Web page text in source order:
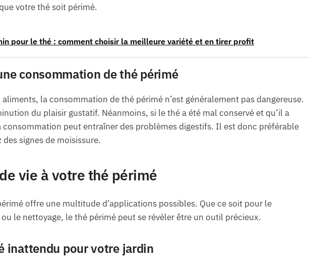
votre thé soit périmé.
pour le thé : comment choisir la meilleure variété et en tirer profit
consommation de thé périmé
la consommation de thé périmé n’est généralement pas dangereuse.
du plaisir gustatif. Néanmoins, si le thé a été mal conservé et qu’il a
consommation peut entraîner des problèmes digestifs. Il est donc préférable
signes de moisissure.
vie à votre thé périmé
offre une multitude d’applications possibles. Que ce soit pour le
le nettoyage, le thé périmé peut se révéler être un outil précieux.
inattendu pour votre jardin